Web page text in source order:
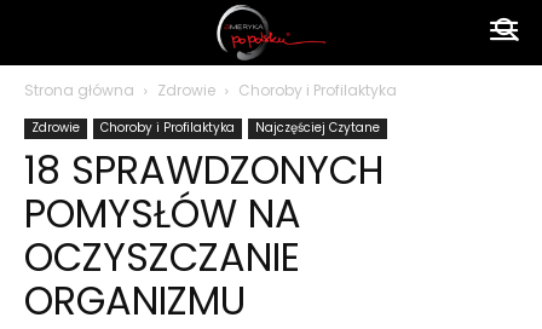
polsku
Strona główna Zdrowie Choroby i Profilaktyka
Zdrowie Choroby i Profilaktyka Najczęściej Czytane
18 SPRAWDZONYCH
POMYSŁÓW NA
OCZYSZCZANIE
ORGANIZMU